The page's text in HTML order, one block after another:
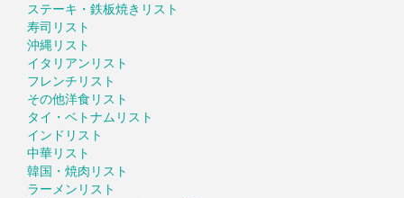
ステーキ・鉄板焼きリスト
寿司リスト
沖縄リスト
イタリアンリスト
フレンチリスト
その他洋食リスト
タイ・ベトナムリスト
インドリスト
中華リスト
韓国・焼肉リスト
ラーメンリスト